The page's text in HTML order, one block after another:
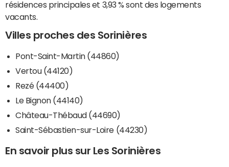
résidences principales et 3,93 % sont des logements
vacants.
Villes proches des Sorinières
Pont-Saint-Martin (44860)
Vertou (44120)
Rezé (44400)
Le Bignon (44140)
Château-Thébaud (44690)
Saint-Sébastien-sur-Loire (44230)
En savoir plus sur Les Sorinières